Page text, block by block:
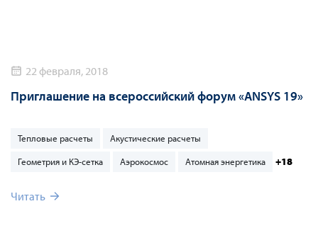
22 февраля, 2018
Приглашение на всероссийский форум «ANSYS 19»
Тепловые расчеты Акустические расчеты
Геометрия и КЭ-сетка Аэрокосмос Атомная энергетика +18
Читать